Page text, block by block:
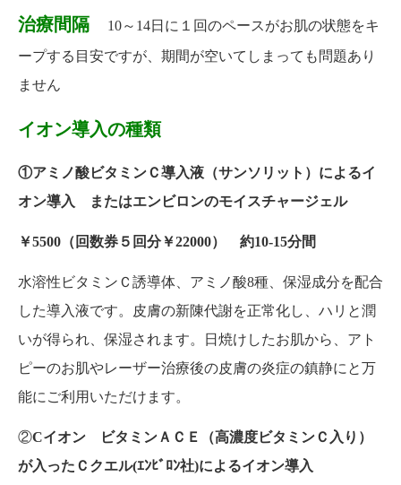
治療間隔
10～14日に１回のペースがお肌の状態をキ
ープする目安ですが、期間が空いてしまっても問題あり
ません
イオン導入の種類
①アミノ酸ビタミンＣ導入液（サンソリット）によるイ
オン導入 またはエンビロンのモイスチャージェル
￥5500（回数券５回分￥22000） 約10-15分間
水溶性ビタミンＣ誘導体、アミノ酸8種、保湿成分を配合
した導入液です。皮膚の新陳代謝を正常化し、ハリと潤
いが得られ、保湿されます。日焼けしたお肌から、アト
ピーのお肌やレーザー治療後の皮膚の炎症の鎮静にと万
能にご利用いただけます。
②Cイオン
ビタミンＡＣＥ（高濃度ビタミンＣ入り）
が入ったＣクエル(ｴﾝﾋﾞﾛﾝ社)によるイオン導入